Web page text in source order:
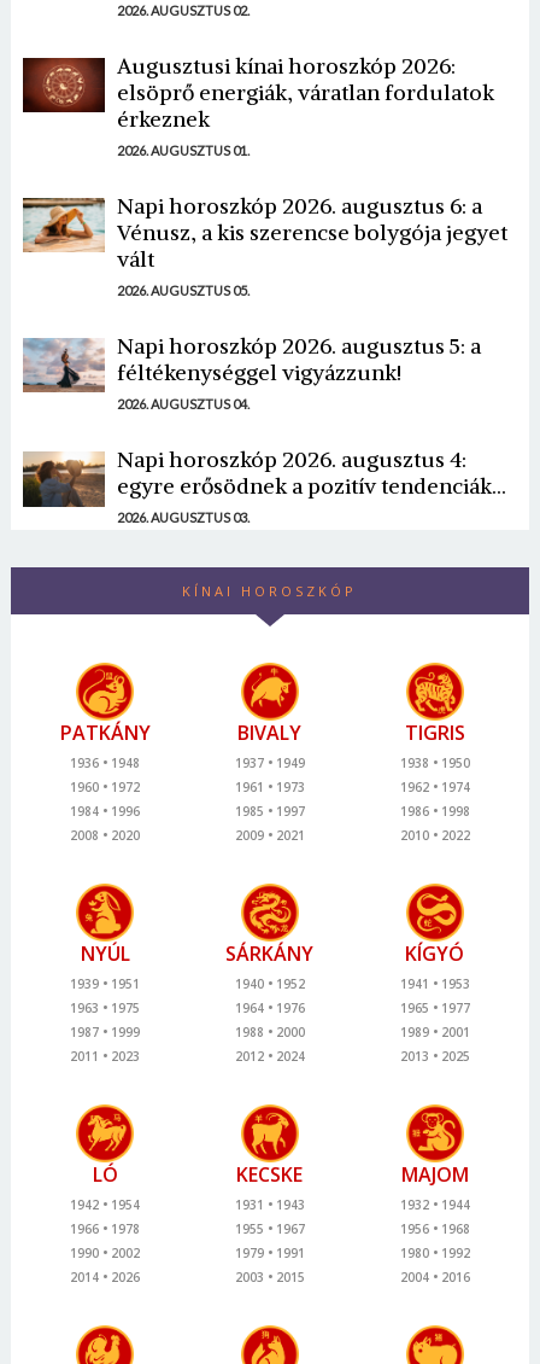
2026. AUGUSZTUS 02.
Augusztusi kínai horoszkóp 2026:
elsöprő energiák, váratlan fordulatok
érkeznek
2026. AUGUSZTUS 01.
Napi horoszkóp 2026. augusztus 6: a
Vénusz, a kis szerencse bolygója jegyet
vált
2026. AUGUSZTUS 05.
Napi horoszkóp 2026. augusztus 5: a
féltékenységgel vigyázzunk!
2026. AUGUSZTUS 04.
Napi horoszkóp 2026. augusztus 4:
egyre erősödnek a pozitív tendenciák...
2026. AUGUSZTUS 03.
KÍNAI HOROSZKÓP
PATKÁNY
1936
1948
1960
1972
1984
1996
2008
2020
BIVALY
1937
1949
1961
1973
1985
1997
2009
2021
TIGRIS
1938
1950
1962
1974
1986
1998
2010
2022
NYÚL
1939
1951
1963
1975
1987
1999
2011
2023
SÁRKÁNY
1940
1952
1964
1976
1988
2000
2012
2024
KÍGYÓ
1941
1953
1965
1977
1989
2001
2013
2025
LÓ
1942
1954
1966
1978
1990
2002
2014
2026
KECSKE
1931
1943
1955
1967
1979
1991
2003
2015
MAJOM
1932
1944
1956
1968
1980
1992
2004
2016